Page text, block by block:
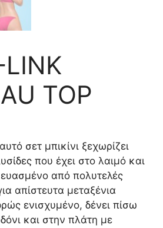
TOP
σετ μπικίνι ξεχωρίζει
που έχει στο λαιμό και
από πολυτελές
απίστευτα μεταξένια
ενισχυμένο, δένει πίσω
και στην πλάτη με